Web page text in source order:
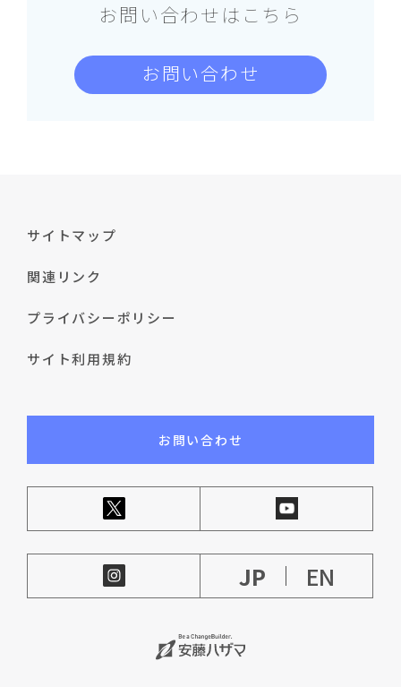
お問い合わせはこちら
お問い合わせ
サイトマップ
関連リンク
プライバシーポリシー
サイト利用規約
お問い合わせ
JP EN